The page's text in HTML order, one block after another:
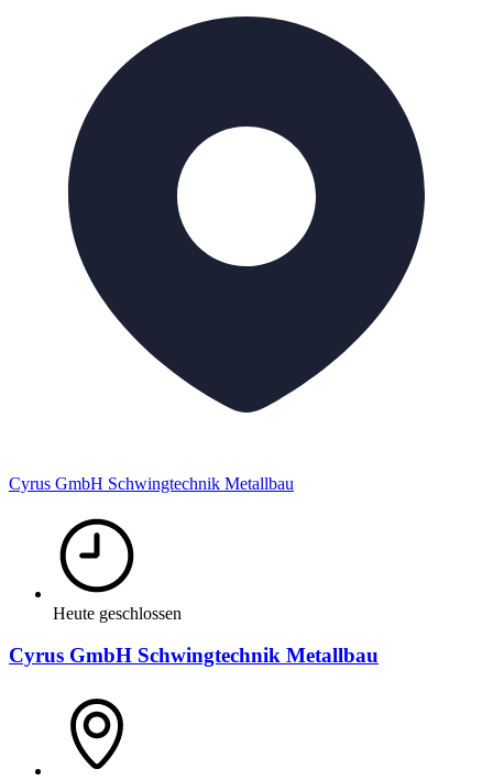
Cyrus GmbH Schwingtechnik Metallbau
Heute geschlossen
Cyrus GmbH Schwingtechnik Metallbau